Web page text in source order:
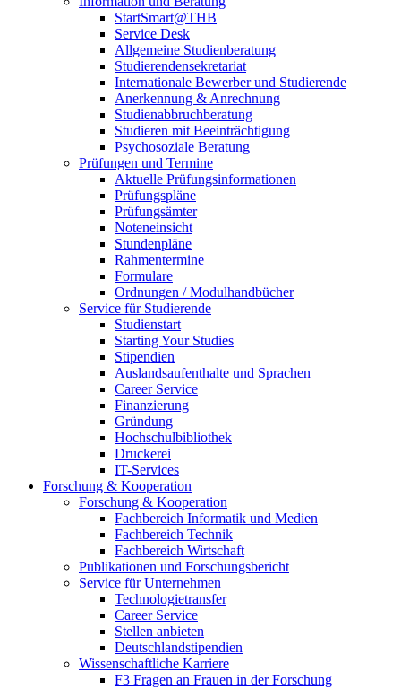
StartSmart@THB
Service Desk
Allgemeine Studienberatung
Studierendensekretariat
Internationale Bewerber und Studierende
Anerkennung & Anrechnung
Studienabbruchberatung
Studieren mit Beeinträchtigung
Psychosoziale Beratung
Prüfungen und Termine
Aktuelle Prüfungsinformationen
Prüfungspläne
Prüfungsämter
Noteneinsicht
Stundenpläne
Rahmentermine
Formulare
Ordnungen / Modulhandbücher
Service für Studierende
Studienstart
Starting Your Studies
Stipendien
Auslandsaufenthalte und Sprachen
Career Service
Finanzierung
Gründung
Hochschulbibliothek
Druckerei
IT-Services
Forschung & Kooperation
Forschung & Kooperation
Fachbereich Informatik und Medien
Fachbereich Technik
Fachbereich Wirtschaft
Publikationen und Forschungsbericht
Service für Unternehmen
Technologietransfer
Career Service
Stellen anbieten
Deutschlandstipendien
Wissenschaftliche Karriere
F3 Fragen an Frauen in der Forschung